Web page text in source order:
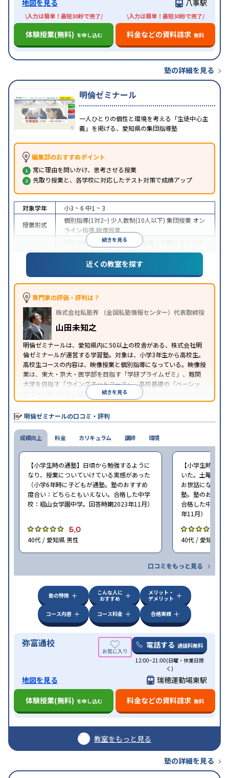
地図を見る 八事駅
\入力は簡単！最短30秒で完了/
体験授業(無料) を申し込む
\入力は簡単！最短30秒で完了/
料金などの資料請求 無料
塾の詳細を見る
明倫ゼミナール
一人ひとりの個性と環境を考える「生徒中心主
義」を掲げる、愛知県の集団指導塾
編集部のおすすめポイント
常に理由を問いかけ、思考させる授業
先取り授業と、各学校に対応したテスト対策で成績アップ
続きを見る
対象学年 小3 ~ 6 中1 ~ 3
授業形式
個別指導(1対2~) 少人数制(10人以下) 集団授業 オン
ライン指導 映像授業
目的
中学受験 高校受験大学受験
授業・定期テスト対策
内申点対策学習習慣の定着国公立大対策私大対策
共通テスト対策英語・英会話特化対策
特徴
中高一貫校生に対応特待生・奨学金制度あり授業
の振替可能学習にPC・タブレットを利用オンライ
ン対応季節講習のみの受講可
※2023年10月調査。
近くの教室を探す
専門家の評価・評判は？
株式会社私塾界 （全国私塾情報センター）代表取締役
山田未知之
明倫ゼミナールは、愛知県内に50以上の校舎がある、株式会社明
倫ゼミナールが運営する学習塾。対象は、小学3年生から高校生。
高校生コースの内容は、映像授業と個別指導になっている。映像授
業は、東大・京大・医学部を目指す「学研プライムゼミ」、難関
大学を目指す「ウイングネットコース」、高校基礎の「ベーシッ
クウィングコース」が用意されている。
続きを見る
明倫ゼミナールの口コミ・評判
成績向上
【小学生時の通塾】日頃から勉強するように
なり、授業についていけている実感があった
（小学6年時に子どもが通塾。塾のおすすめ
度合い：どちらともいえない。合格した中学
校：椙山女学園中学。回答時期2023年11月）
5.0
40代 / 愛知県 男性
【小学生時の通
いた。土曜ゼミ
お世話になった
塾。塾のおすす
合格した中学校
年11月）
40代 / 愛知県 女
口コミをもっと見る
料金 カリキュラム 講師 環境
塾の特徴
こんな人に
おすすめ
メリット・
デメリット
コース内容
コース料金 合格実績
弥富通校 電話する 通話料無料
12:00~21:00(日曜・休業日除
く)
地図を見る
瑞穂運動場東駅
体験授業(無料) を申し込む 料金などの資料請求 無料
教室をもっと見る
塾の詳細を見る